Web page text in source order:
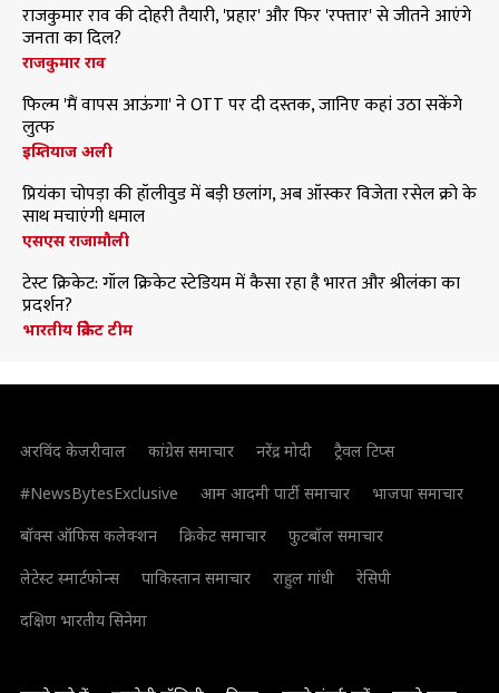
राजकुमार राव की दोहरी तैयारी, 'प्रहार' और फिर 'रफ्तार' से जीतने आएंगे
जनता का दिल?
राजकुमार राव
फिल्म 'मैं वापस आऊंगा' ने OTT पर दी दस्तक, जानिए कहां उठा सकेंगे
लुत्फ
इम्तियाज अली
प्रियंका चोपड़ा की हॉलीवुड में बड़ी छलांग, अब ऑस्कर विजेता रसेल क्रो के
साथ मचाएंगी धमाल
एसएस राजामौली
टेस्ट क्रिकेट: गॉल क्रिकेट स्टेडियम में कैसा रहा है भारत और श्रीलंका का
प्रदर्शन?
भारतीय क्रिकेट टीम
अरविंद केजरीवाल कांग्रेस समाचार नरेंद्र मोदी
ट्रैवल टिप्स
#NewsBytesExclusive
आम आदमी पार्टी समाचार
भाजपा समाचार
बॉक्स ऑफिस कलेक्शन
क्रिकेट समाचार
फुटबॉल समाचार
लेटेस्ट स्मार्टफोन्स
पाकिस्तान समाचार राहुल गांधी
रेसिपी
दक्षिण भारतीय सिनेमा